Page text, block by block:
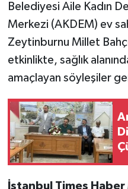
Belediyesi Aile Kadın
Merkezi (AKDEM) ev
Zeytinburnu Millet
etkinlikte, sağlık
amaçlayan söyleşiler
İstanbul Times